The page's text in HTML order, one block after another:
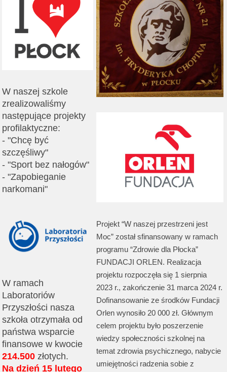
W naszej szkole
zrealizowaliśmy
następujące projekty
profilaktyczne:
- "Chcę być
szczęśliwy"
- "Sport bez nałogów"
- "Zapobieganie
narkomani"
W ramach
Laboratoriów
Przyszłości nasza
szkoła otrzymała od
państwa wsparcie
finansowe w kwocie
214.500 złotych.
Na dzień 15 lutego
Projekt “W naszej przestrzeni jest
Moc” został sfinansowany w ramach
programu “Zdrowie dla Płocka”
FUNDACJI ORLEN. Realizacja
projektu rozpoczęła się 1 sierpnia
2023 r., zakończenie 31 marca 2024 r.
Dofinansowanie ze środków Fundacji
Orlen wynosiło 20 000 zł. Głównym
celem projektu było poszerzenie
wiedzy społeczności szkolnej na
temat zdrowia psychicznego, nabycie
umiejętności radzenia sobie z